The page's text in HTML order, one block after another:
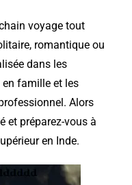
voyage tout
romantique ou
dans les
en famille et les
. Alors
et préparez-vous à
en Inde.